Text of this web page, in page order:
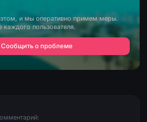
и мы оперативно примем меры.
пользователя.
Сообщить о проблеме